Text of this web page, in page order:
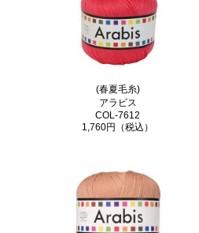
(春夏毛糸)
アラビス
COL-7612
1,760円（税込）